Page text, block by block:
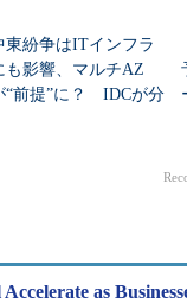
東紛争はITインフラ
も影響、マルチAZ
“前提”に？ IDCが分
as